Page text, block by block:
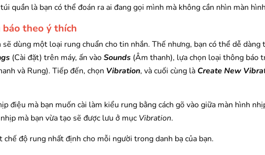
quần là bạn có thể đoán ra ai đang gọi mình mà không cần nhìn màn
theo ý thích
dùng một loại rung chuẩn cho tin nhắn. Thế nhưng, bạn có thể dễ dàng
(Cài đặt) trên máy, ấn vàoSounds (Âm thanh), lựa chọn loại thông báo
và Rung). Tiếp đến, chọn Vibration, và cuối cùng là Create New
điệu mà bạn muốn cài làm kiểu rung bằng cách gõ vào giữa màn hình
mà bạn vừa tạo sẽ được lưu ở mục Vibration.
độ rung nhất định cho mỗi người trong danh bạ của bạn.